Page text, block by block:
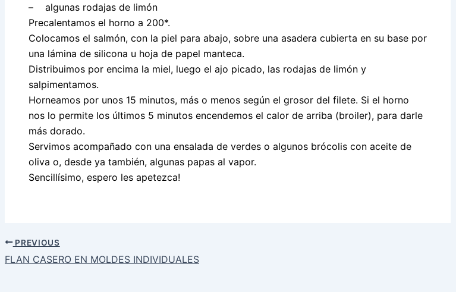
– algunas rodajas de limón
Precalentamos el horno a 200*.
Colocamos el salmón, con la piel para abajo, sobre una asadera cubierta en su base por
una lámina de silicona u hoja de papel manteca.
Distribuimos por encima la miel, luego el ajo picado, las rodajas de limón y
salpimentamos.
Horneamos por unos 15 minutos, más o menos según el grosor del filete. Si el horno
nos lo permite los últimos 5 minutos encendemos el calor de arriba (broiler), para darle
más dorado.
Servimos acompañado con una ensalada de verdes o algunos brócolis con aceite de
oliva o, desde ya también, algunas papas al vapor.
Sencillísimo, espero les apetezca!
PREVIOUS
FLAN CASERO EN MOLDES INDIVIDUALES